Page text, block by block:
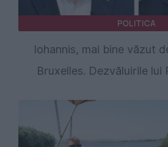
POLITICA
Iohannis, mai bine văzut
Bruxelles. Dezvăluirile lui